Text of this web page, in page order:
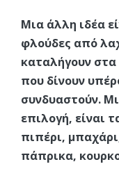
Μια άλλη ιδέα
φλούδες από
καταλήγουν στα
που δίνουν
συνδυαστούν.
επιλογή, είναι
πιπέρι,
πάπρικα,